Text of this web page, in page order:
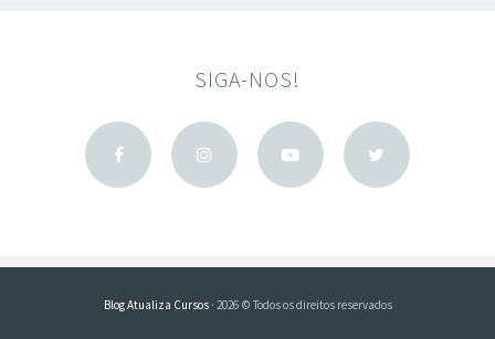
SIGA-NOS!
Blog Atualiza Cursos· 2026 © Todos os direitos reservados